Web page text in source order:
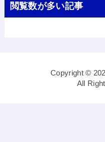
閲覧数が多い記事
Copyright ©
All